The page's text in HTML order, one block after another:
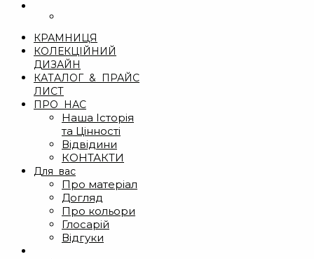
КРАМНИЦЯ
КОЛЕКЦІЙНИЙ
ДИЗАЙН
КАТАЛОГ & ПРАЙС
ЛИСТ
ПРО НАС
Наша Історія
та Цінності
Відвідини
КОНТАКТИ
Для вас
Про матеріал
Догляд
Про кольори
Глосарій
Відгуки